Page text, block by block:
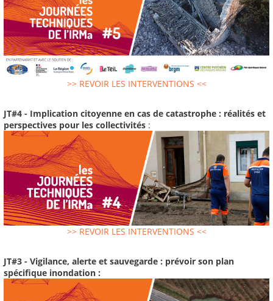
>> REVOIR LES INTERVENTIONS <<
JT#4 - Implication citoyenne en cas de catastrophe : réalités et
perspectives pour les collectivités :
>> REVOIR LES INTERVENTIONS <<
JT#3 - Vigilance, alerte et sauvegarde : prévoir son plan
spécifique inondation :